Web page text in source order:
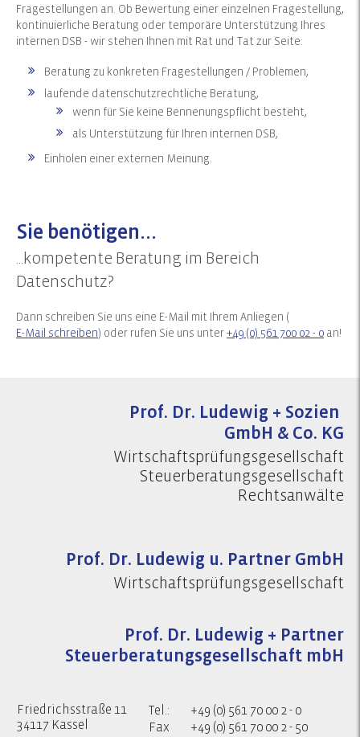
Fragestellungen an. Ob Bewertung einer einzelnen Fragestellung,
kontinuierliche Beratung oder temporäre Unterstützung Ihres
internen DSB - wir stehen Ihnen mit Rat und Tat zur Seite:
Beratung zu konkreten Fragestellungen / Problemen,
laufende datenschutzrechtliche Beratung,
wenn für Sie keine Bennenungspflicht besteht,
als Unterstützung für Ihren internen DSB,
Einholen einer externen Meinung.
Sie benötigen...
...kompetente Beratung im Bereich
Datenschutz?
Dann schreiben Sie uns eine E-Mail mit Ihrem Anliegen (
E-Mail schreiben) oder rufen Sie uns unter+49 (0) 561 700 02 - 0 an!
Prof. Dr. Ludewig + Sozien
GmbH & Co. KG
Wirtschaftsprüfungsgesellschaft
Steuerberatungsgesellschaft
Rechtsanwälte
Prof. Dr. Ludewig u. Partner GmbH
Wirtschaftsprüfungsgesellschaft
Prof. Dr. Ludewig + Partner
Steuerberatungsgesellschaft mbH
Friedrichsstraße 11
34117 Kassel
Tel.:
+49 (0) 561 70 00 2 - 0
Fax
+49 (0) 561 70 00 2 - 50